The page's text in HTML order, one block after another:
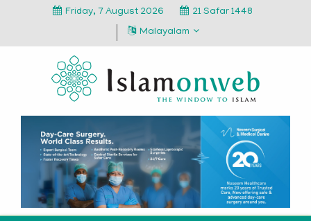
Friday, 7 August 2026
21 Safar 1448
Malayalam